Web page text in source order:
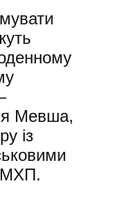
Мевша,
із
МХП.